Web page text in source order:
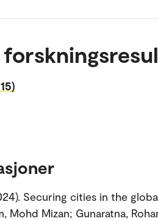
Securing cities in the
Mizan; Gunaratna,